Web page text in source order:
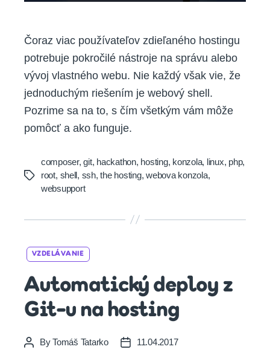
Čoraz viac používateľov zdieľaného hostingu
potrebuje pokročilé nástroje na správu alebo
vývoj vlastného webu. Nie každý však vie, že
jednoduchým riešením je webový shell.
Pozrime sa na to, s čím všetkým vám môže
pomôcť a ako funguje.
Tags
composer,git, hackathon, hosting, konzola, linux, php,
root, shell, ssh,the hosting,webova konzola,
websupport
VZDELÁVANIE
Automatický deploy z
Git-u na hosting
PostByTomáš Tatarko
Post11.04.2017